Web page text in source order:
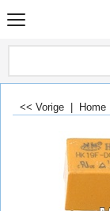
<< Vorige Home